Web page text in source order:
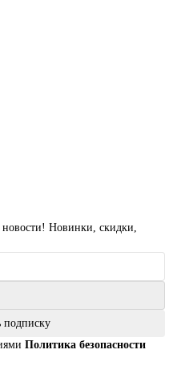
новости! Новинки, скидки,
Политика безопасности